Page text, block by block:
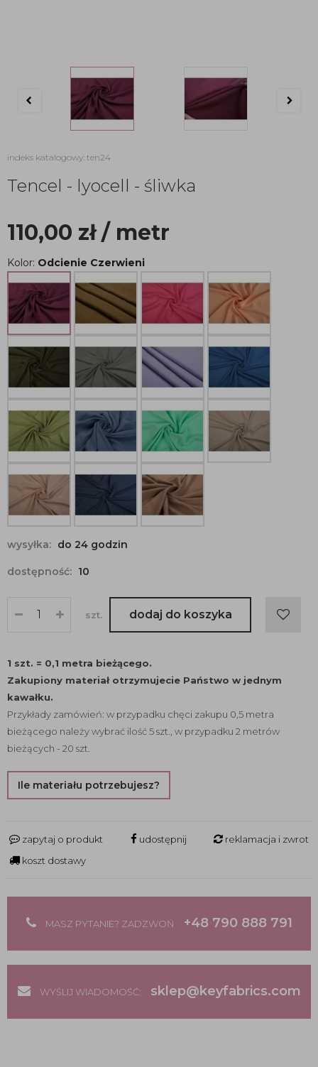
indeks katalogowy: ten24
Tencel - lyocell - śliwka
110,00 zł/ metr
Kolor: Odcienie Czerwieni
wysyłka: do 24 godzin
dostępność: 10
szt. dodaj do koszyka
1 szt. = 0,1 metra bieżącego.
Zakupiony materiał otrzymujecie Państwo w jednym
kawałku.
Przykłady zamówień: w przypadku chęci zakupu 0,5 metra
bieżącego należy wybrać ilość 5 szt., w przypadku 2 metrów
bieżących - 20 szt.
Ile materiału potrzebujesz?
zapytaj o produkt udostępnij
reklamacja i zwrot
koszt dostawy
MASZ PYTANIE? ZADZWOŃ +48 790 888 791
WYŚLIJ WIADOMOŚĆ: sklep@keyfabrics.com